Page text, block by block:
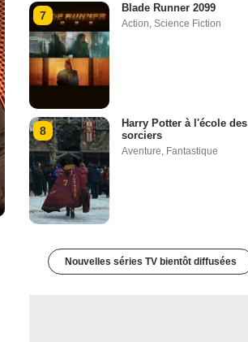
7
Blade Runner 2099
Action Science Fiction
8
Harry Potter à l'école des
sorciers
Aventure Fantastique
Nouvelles séries TV bientôt diffusées